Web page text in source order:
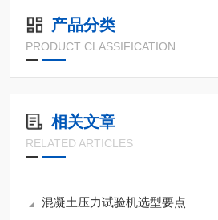
产品分类
PRODUCT CLASSIFICATION
相关文章
RELATED ARTICLES
混凝土压力试验机选型要点